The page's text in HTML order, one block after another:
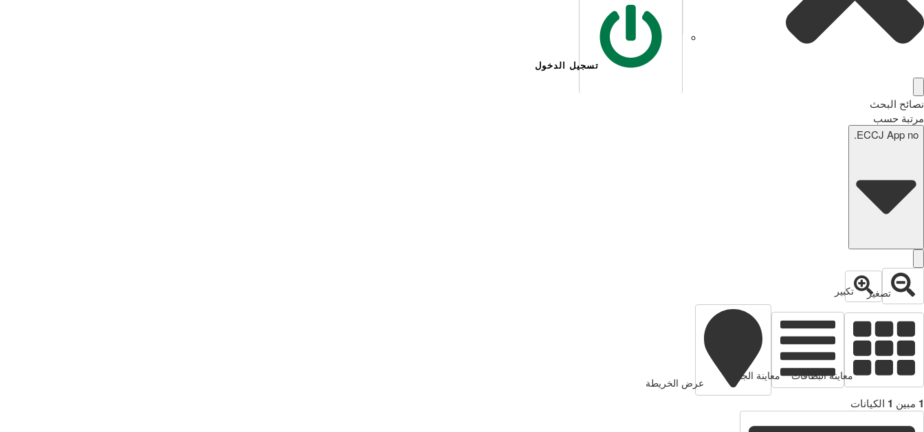
تسجيل الدخول
نصائح البحث
مرتبة حسب
ECCJ App no.
تصغير تكبير
معاينة البطاقات معاينة الجدول
عرض الخريطة
1 مبين 1 الكيانات